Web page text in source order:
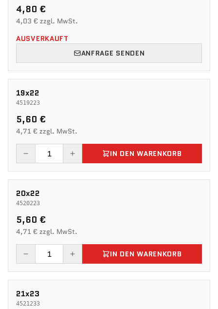
4,80 €
4,03 € zzgl. MwSt.
AUSVERKAUFT
ANFRAGE SENDEN
19x22
4519223
5,60 €
4,71 € zzgl. MwSt.
IN DEN WARENKORB
20x22
4520223
5,60 €
4,71 € zzgl. MwSt.
IN DEN WARENKORB
21x23
4521233